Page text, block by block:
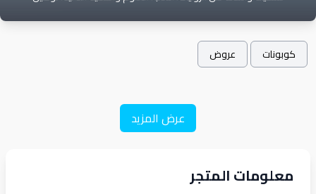
كوبونات عروض
عرض المزيد
معلومات المتجر